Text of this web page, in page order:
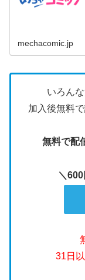
mechacomic.jp
いろん
加入後無料
無料で配
＼
31日